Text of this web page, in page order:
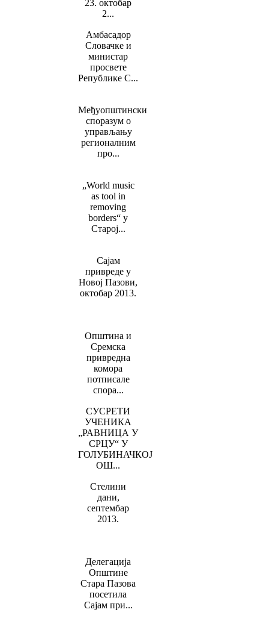
23. октобар
2...
Амбасадор
Словачке и
министар
просвете
Републике С...
Међуопштински
споразум о
управљању
регионалним
про...
„World music
as tool in
removing
borders“ у
Старој...
Сајам
привреде у
Новој Пазови,
октобар 2013.
Општина и
Сремска
привредна
комора
потписале
спора...
СУСРЕТИ
УЧЕНИКА
„РАВНИЦА У
СРЦУ“ У
ГОЛУБИНАЧКОЈ
ОШ...
Стелини
дани,
септембар
2013.
Делегација
Општине
Стара Пазова
посетила
Сајам при...